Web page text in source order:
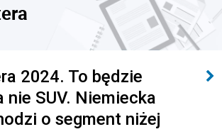
2024. To będzie
nie SUV. Niemiecka
o segment niżej